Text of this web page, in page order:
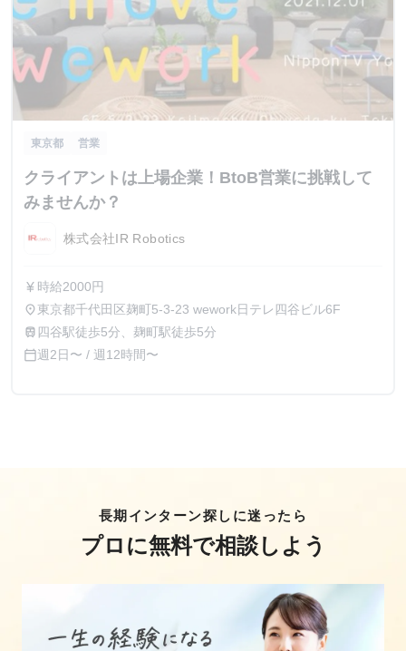
東京都 営業
クライアントは上場企業！BtoB営業に挑戦して
みませんか？
株式会社IR Robotics
currency_yen 時給2000円
place東京都千代田区麹町5-3-23 wework日テレ四谷ビル6F
train 四谷駅徒歩5分、麹町駅徒歩5分
calendar_today週2日〜 / 週12時間〜
長期インターン探しに迷ったら
プロに無料で相談しよう